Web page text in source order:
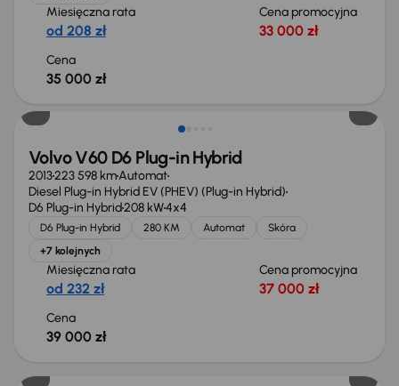
Miesięczna rata
od 208 zł
Cena promocyjna
33 000 zł
Cena
35 000 zł
Volvo V60 D6 Plug-in Hybrid
2013223 598 kmAutomat
Diesel Plug-in Hybrid EV (PHEV) (Plug-in Hybrid)
D6 Plug-in Hybrid208 kW4x4
D6 Plug-in Hybrid 280 KM Automat
Skóra
+7 kolejnych
Miesięczna rata
od 232 zł
Cena promocyjna
37 000 zł
Cena
39 000 zł